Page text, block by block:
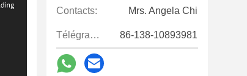
Contacts: Mrs. Angela Chi
Télégramme: 86-138-10893981